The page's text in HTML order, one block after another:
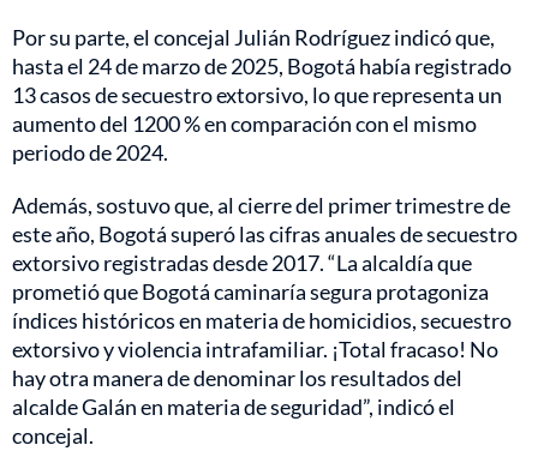
Por su parte, el concejal Julián Rodríguez indicó que,
hasta el 24 de marzo de 2025, Bogotá había registrado
13 casos de secuestro extorsivo, lo que representa un
aumento del 1200 % en comparación con el mismo
periodo de 2024.
Además, sostuvo que, al cierre del primer trimestre de
este año, Bogotá superó las cifras anuales de secuestro
extorsivo registradas desde 2017. “La alcaldía que
prometió que Bogotá caminaría segura protagoniza
índices históricos en materia de homicidios, secuestro
extorsivo y violencia intrafamiliar. ¡Total fracaso! No
hay otra manera de denominar los resultados del
alcalde Galán en materia de seguridad”, indicó el
concejal.